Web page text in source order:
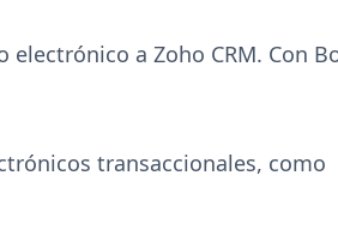
a Zoho CRM. Con
transaccionales, como